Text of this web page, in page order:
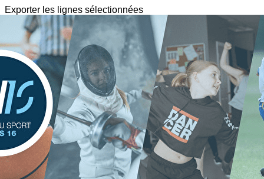
Exporter les lignes sélectionnées
Exporter toutes les colonnes
Exporter uniquement les colonnes affichées
Menu
Images de la page d'accueil
Cliquez pour éditer
Texte, bouton et/ou inscription à la newsletter
Cliquez pour éditer
Je m'abonne à la newsletter